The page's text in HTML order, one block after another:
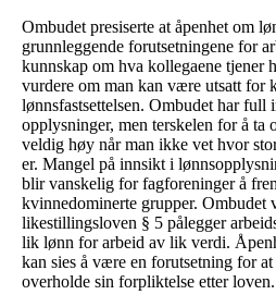
Ombudet presiserte at åpenhet om
grunnleggende forutsetningene for
kunnskap om hva kollegaene tjener
vurdere om man kan være utsatt for
lønnsfastsettelsen. Ombudet har full
opplysninger, men terskelen for å ta
veldig høy når man ikke vet hvor
er. Mangel på innsikt i
blir vanskelig for fagforeninger å
kvinnedominerte grupper. Ombudet
likestillingsloven § 5 pålegger
lik lønn for arbeid av lik verdi.
kan sies å være en forutsetning for
overholde sin forpliktelse etter loven.